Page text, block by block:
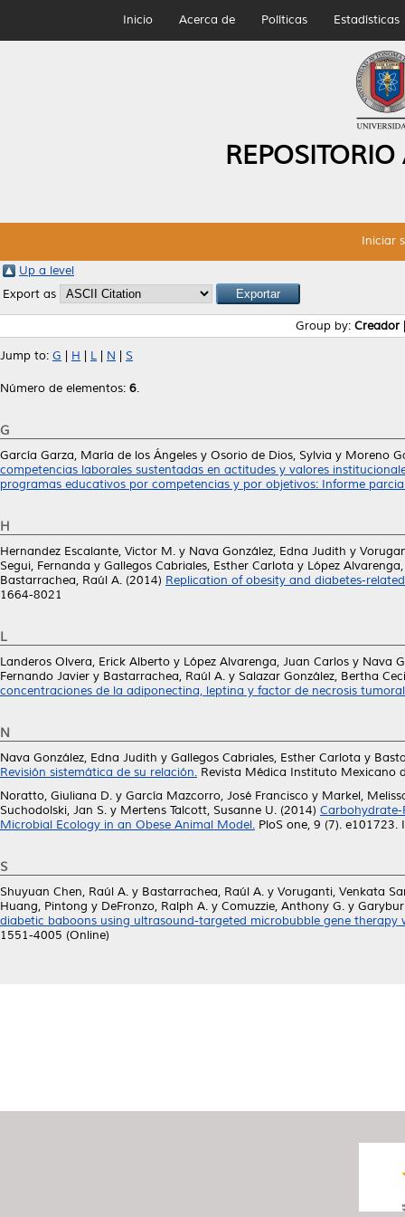
Inicio Acerca de Políticas Estadísticas
Iniciar
Up a level
Export as
Group by: Creador
Jump to: G H L N S
Número de elementos: 6.
G
García Garza, María de los Ángeles y Osorio de Dios, Sylvia y Moreno
competencias laborales sustentadas en actitudes y valores
programas educativos por competencias y por objetivos: Informe
H
Hernandez Escalante, Victor M. y Nava González, Edna Judith y
Segui, Fernanda y Gallegos Cabriales, Esther Carlota y López
Bastarrachea, Raúl A. (2014) Replication of obesity and diabetes-
1664-8021
L
Landeros Olvera, Erick Alberto y López Alvarenga, Juan Carlos y Nava
Fernando Javier y Bastarrachea, Raúl A. y Salazar González, Bertha
concentraciones de la adiponectina, leptina y factor de necrosis
N
Nava González, Edna Judith y Gallegos Cabriales, Esther Carlota y
Revisión sistemática de su relación. Revista Médica Instituto Mexicano
Noratto, Giuliana D. y García Mazcorro, José Francisco y Markel,
Suchodolski, Jan S. y Mertens Talcott, Susanne U. (2014) Carbohydrate-
Microbial Ecology in an Obese Animal Model. PloS one, 9 (7). e101723.
S
Shuyuan Chen, Raúl A. y Bastarrachea, Raúl A. y Voruganti, Venkata
Huang, Pintong y DeFronzo, Ralph A. y Comuzzie, Anthony G. y
diabetic baboons using ultrasound-targeted microbubble gene therapy
1551-4005 (Online)